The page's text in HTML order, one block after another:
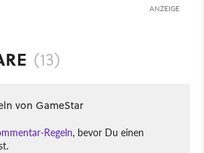
ANZEIGE
(13)
von GameStar
Regeln, bevor Du einen